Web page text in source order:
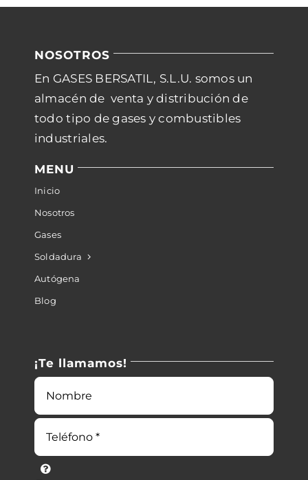
NOSOTROS
En GASES BERSATIL, S.L.U. somos un
almacén de venta y distribución de
todo tipo de gases y combustibles
industriales.
MENU
Inicio
Nosotros
Gases
Soldadura
Autógena
Blog
¡Te llamamos!